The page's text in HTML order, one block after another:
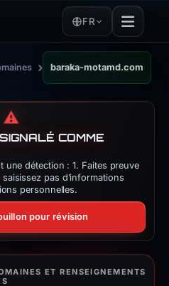
FR
› baraka-motamd.com
⚠️
COMME
une détection : 1. Faites preuve
pas d’informations
personnelles.
pour révision
ET RENSEIGNEMENTS